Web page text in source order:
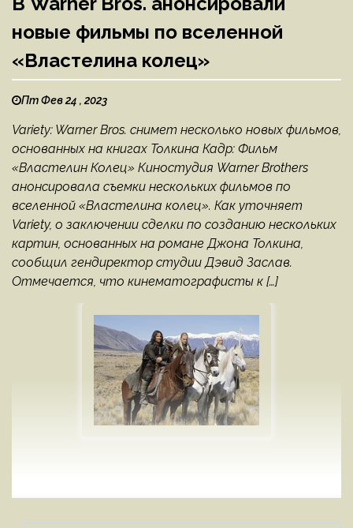
новые фильмы по вселенной
«Властелина колец»
Пт Фев 24 , 2023
Variety: Warner Bros. снимет несколько новых фильмов,
основанных на книгах Толкина Кадр: Фильм
«Властелин Колец» Киностудия Warner Brothers
анонсировала съемки нескольких фильмов по
вселенной «Властелина колец». Как уточняет
Variety, о заключении сделки по созданию нескольких
картин, основанных на романе Джона Толкина,
сообщил гендиректор студии Дэвид Заслав.
Отмечается, что кинематографисты к […]